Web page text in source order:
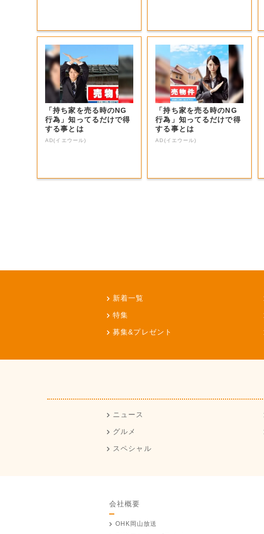
「持ち家を売る時のNG
行為」知ってるだけで得
する事とは
AD(イエウール)
「持ち家を売る時のNG
行為」知ってるだけで得
する事とは
AD(イエウール)
新着一覧
特集
募集&プレゼント
ニュース
グルメ
スペシャル
会社概要
OHK岡山放送